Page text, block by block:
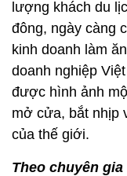
lượng khách du
đông, ngày càng
kinh doanh làm
doanh nghiệp
được hình ảnh
mở cửa, bắt nhịp
của thế giới.
Theo chuyên